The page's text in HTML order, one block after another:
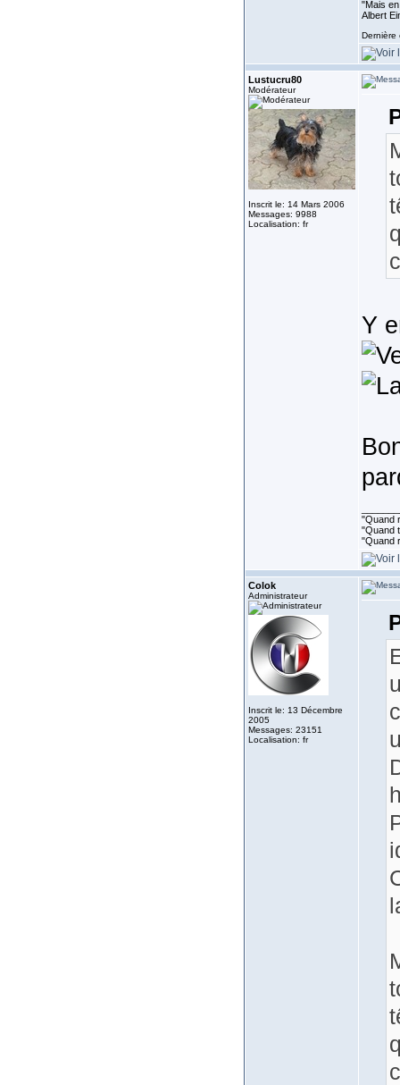
"Mais
Albert
Dernière
Lustucru80
Modérateur
Inscrit le: 14 Mars 2006
Messages: 9988
Localisation: fr
Y
"Quand
"Quand
"Quand
Colok
Administrateur
Inscrit le: 13 Décembre
2005
Messages: 23151
Localisation: fr